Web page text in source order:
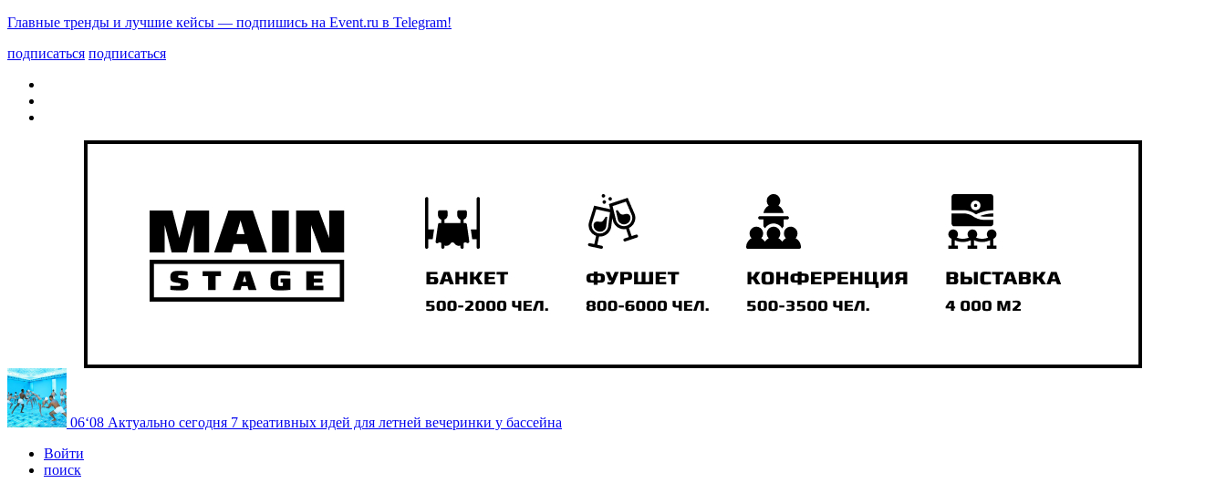
Главные тренды и лучшие кейсы — подпишись на Event.ru в Telegram!
подписаться подписаться
06‘08 Актуально сегодня 7 креативных идей для летней вечеринки у бассейна
Войти
поиск